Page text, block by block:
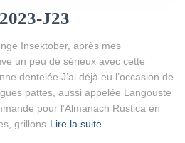
J23
Insektober, après mes
un peu de sérieux avec cette
dentelée J’ai déjà eu l’occasion de
pattes, aussi appelée Langouste
pour l’Almanach Rustica en
grillons Lire la suite